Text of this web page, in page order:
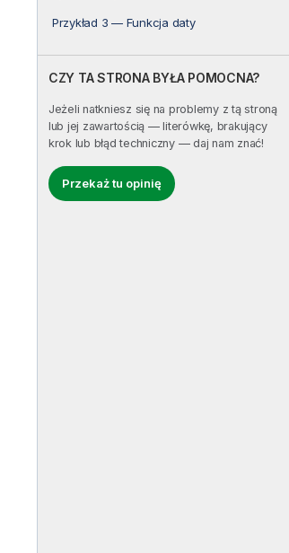
Przykład 3 — Funkcja daty
CZY TA STRONA BYŁA POMOCNA?
Jeżeli natkniesz się na problemy z tą stroną
lub jej zawartością — literówkę, brakujący
krok lub błąd techniczny — daj nam znać!
Przekaż tu opinię